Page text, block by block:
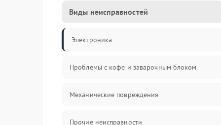
Виды неисправностей
Электроника
Проблемы с кофе и заварочным блоком
Механические повреждения
Прочие неисправности